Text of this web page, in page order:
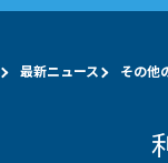
最新ニュース その他